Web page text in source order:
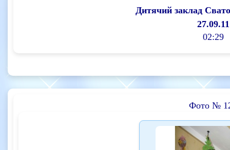
Дитячий заклад
27.09.11
02:29
Фото №